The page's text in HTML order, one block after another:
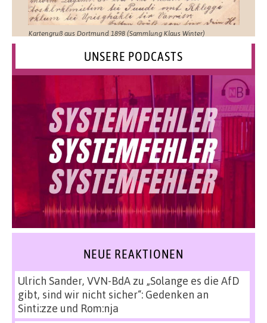
Kartengruß aus Dortmund 1898 (Sammlung Klaus Winter)
UNSERE PODCASTS
NEUE REAKTIONEN
Ulrich Sander, VVN-BdAzu „Solange es die AfD
gibt, sind wir nicht sicher“: Gedenken an
Sinti:zze und Rom:nja